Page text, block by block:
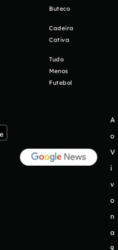
Buteco
Cadeira
Cativa
Tudo
Menos
Futebol
A
o
V
i
v
o
n
a